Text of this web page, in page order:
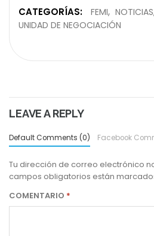
CATEGORÍAS: FEMI NOTICIAS
UNIDAD DE NEGOCIACIÓN
LEAVE A REPLY
Default Comments (0) Facebook
Tu dirección de correo electrónico
campos obligatorios están
COMENTARIO *